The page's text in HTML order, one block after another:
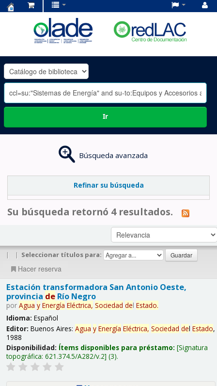
OLADE
-
Ir
Búsqueda avanzada
Refinar su búsqueda
Su búsqueda retornó 4 resultados.
| | Seleccionar títulos para:
Hacer reserva
Estación transformadora San Antonio Oeste,
provincia deRío Negro
por Agua y Energía Eléctrica, Sociedad del Estado.
Idioma: Español
Editor: Buenos Aires: Agua y Energía Eléctrica, Sociedad del Estado,
1988
Disponibilidad: Ítems disponibles para préstamo: Signatura
topográfica: 621.374.5/A282/v.2 (3).